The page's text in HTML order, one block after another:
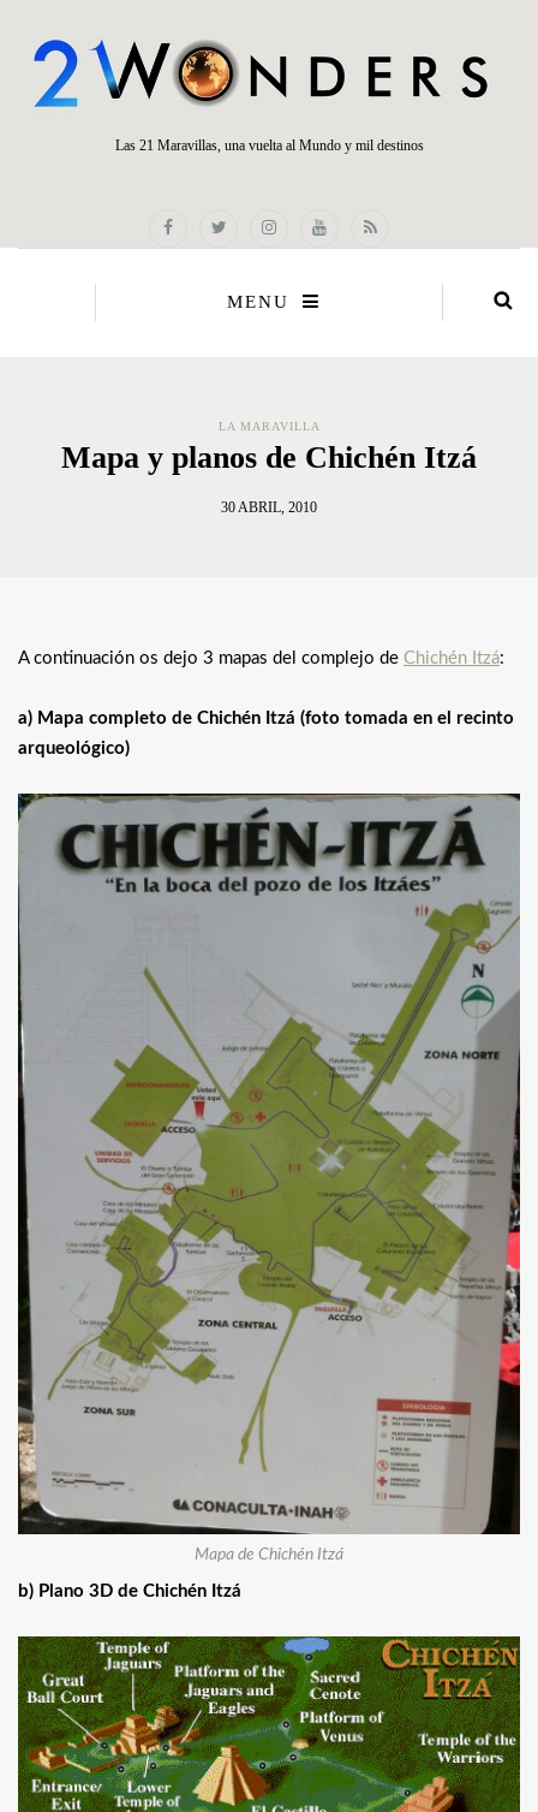
Las 21 Maravillas, una vuelta al Mundo y mil destinos
MENU
LA MARAVILLA
Mapa y planos de Chichén Itzá
30 ABRIL, 2010
A continuación os dejo 3 mapas del complejo de Chichén Itzá:
a) Mapa completo de Chichén Itzá (foto tomada en el recinto
arqueológico)
Mapa de Chichén Itzá
b) Plano 3D de Chichén Itzá